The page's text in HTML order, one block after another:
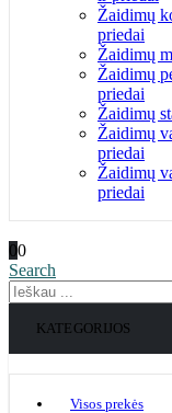
Žaidimų
priedai
Žaidimų
Žaidimų
priedai
Žaidimų
Žaidimų
priedai
Žaidimų
priedai
00
Search
KATEGORIJOS
Visos prekės